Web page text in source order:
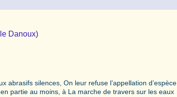
Danoux)
silences, On leur refuse l’appellation d’espèce
partie au moins, à La marche de travers sur les eaux